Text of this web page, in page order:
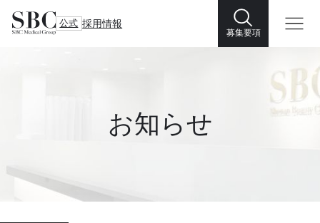
公式 採用情報
募集要項
お知らせ